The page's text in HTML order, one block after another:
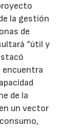
la gestión
de
“útil y
encuentra
de la
un vector